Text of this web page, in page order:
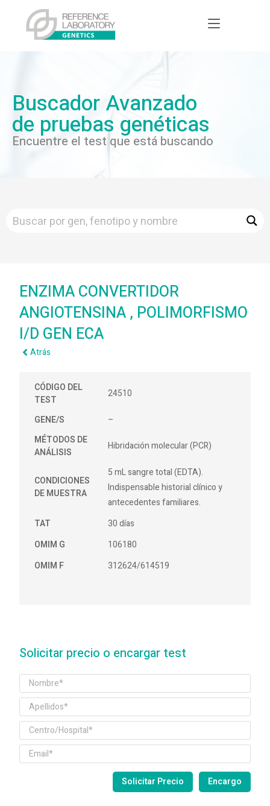
Buscador Avanzado
de pruebas genéticas
Encuentre el test que está buscando
ENZIMA CONVERTIDOR
ANGIOTENSINA , POLIMORFISMO
I/D GEN ECA
Atrás
CÓDIGO DEL
TEST
24510
GENE/S
–
MÉTODOS DE
ANÁLISIS
Hibridación molecular (PCR)
CONDICIONES
DE MUESTRA
5 mL sangre total (EDTA).
Indispensable historial clínico y
antecedentes familiares.
TAT
30 días
OMIM G
106180
OMIM F
312624/614519
Solicitar precio o encargar test